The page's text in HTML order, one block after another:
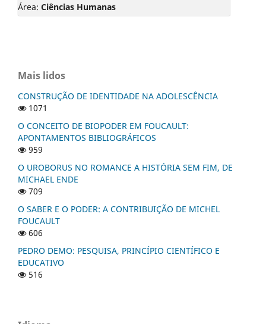
Área: Ciências Humanas
Mais lidos
CONSTRUÇÃO DE IDENTIDADE NA ADOLESCÊNCIA
1071
O CONCEITO DE BIOPODER EM FOUCAULT:
APONTAMENTOS BIBLIOGRÁFICOS
959
O UROBORUS NO ROMANCE A HISTÓRIA SEM FIM, DE
MICHAEL ENDE
709
O SABER E O PODER: A CONTRIBUIÇÃO DE MICHEL
FOUCAULT
606
PEDRO DEMO: PESQUISA, PRINCÍPIO CIENTÍFICO E
EDUCATIVO
516